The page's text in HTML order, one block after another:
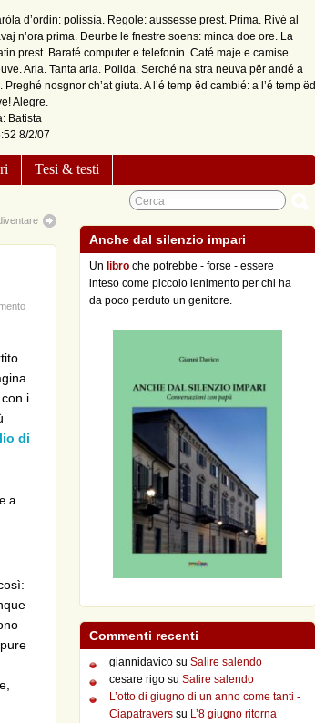
d’ordin: polissìa. Regole: aussesse prest. Prima. Rivé al
n’ora prima. Deurbe le fnestre soens: minca doe ore. La
prest. Baraté computer e telefonin. Caté maje e camise
Aria. Tanta aria. Polida. Serché na stra neuva për andé a
Preghé nosgnor ch’at giuta. A l’é temp ëd cambié: a l’é temp ëd
Alegre.
Batista
8/2/07
Tesi & testi
i
di
a
Anche dal silenzio impari
Un libro che potrebbe - forse - essere
inteso come piccolo lenimento per chi ha
da poco perduto un genitore.
Commenti recenti
giannidavico su Salire salendo
cesare rigo su Salire salendo
L’otto di giugno di un anno come tanti -
Ciapatravers su L’8 giugno ritorna